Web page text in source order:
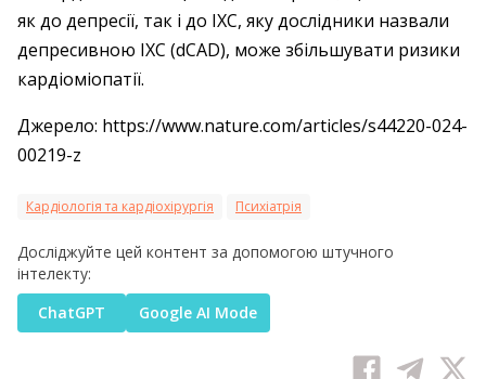
як до депресії, так і до ІХС, яку дослідники назвали
депресивною ІХС (dCAD), може збільшувати ризики
кардіоміопатії.
Джерело: https://www.nature.com/articles/s44220-024-
00219-z
Кардіологія та кардіохірургія Психіатрія
Досліджуйте цей контент за допомогою штучного
інтелекту:
ChatGPT
Google AI Mode